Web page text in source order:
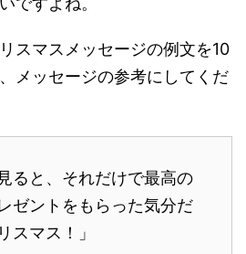
スマスメッセージの例文を10
メッセージの参考にしてくだ
ると、それだけで最高の
ゼントをもらった気分だ
スマス！」